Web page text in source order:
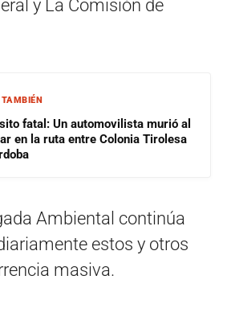
y La Comisión de
fatal: Un automovilista murió al
en la ruta entre Colonia Tirolesa
Ambiental continúa
estos y otros
masiva.